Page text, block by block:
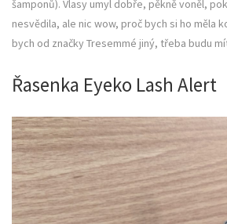
šamponů). Vlasy umyl dobře, pěkně voněl,
nesvědila, ale nic wow, proč bych si ho měla
bych od značky Tresemmé jiný, třeba budu
Řasenka Eyeko Lash Alert